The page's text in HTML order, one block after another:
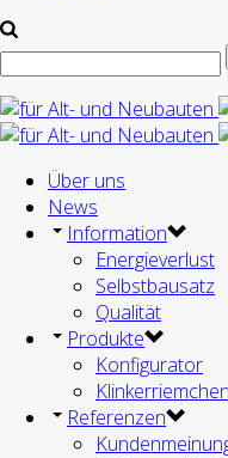
Über uns
News
Information
Energieverlust
Selbstbausatz
Qualität
Produkte
Konfigurator
Klinkerriemchen
Referenzen